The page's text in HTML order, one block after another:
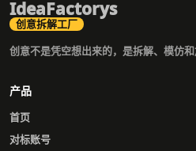
IdeaFactorys
创意拆解工厂
创意不是凭空想出来的，是拆解、模仿和
产品
首页
对标账号